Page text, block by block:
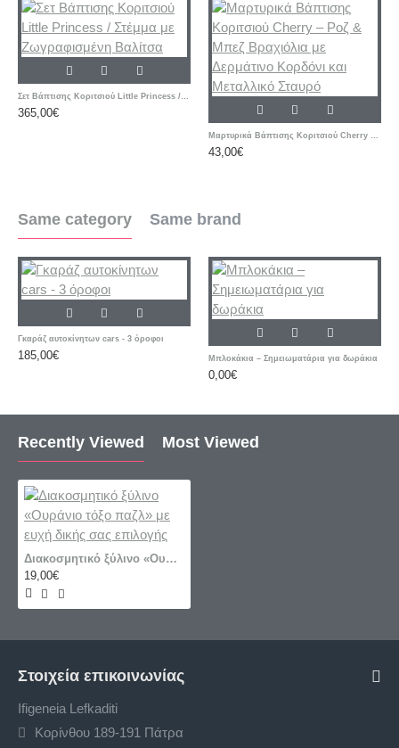
Σετ Βάπτισης Κοριτσιού Little Princess / Στέμμα με Ζωγραφισμένη Βαλίτσα
365,00€
Μαρτυρικά Βάπτισης Κοριτσιού Cherry – Ροζ & Μπεζ Βραχιόλια με Δερμάτινο Κορδόνι και Μεταλλικό Σταυρό
43,00€
Same category Same brand
Γκαράζ αυτοκίνητων cars - 3 όροφοι
185,00€ Μπλοκάκια – Σημειωματάρια για δωράκια
0,00€
Recently Viewed Most Viewed
Διακοσμητικό ξύλινο «Ουράνιο τόξο παζλ» με ευχή δικής σας επιλογής
19,00€
Στοιχεία επικοινωνίας
Ifigeneia Lefkaditi
Κορίνθου 189-191 Πάτρα